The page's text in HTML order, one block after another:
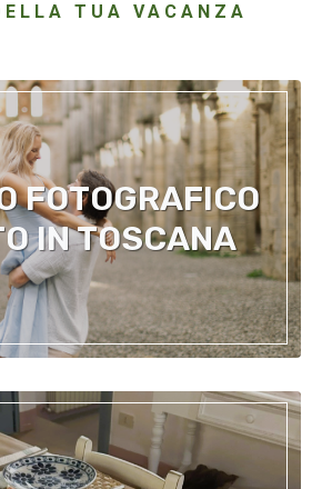
TUA VACANZA
FOTOGRAFICO
IN TOSCANA